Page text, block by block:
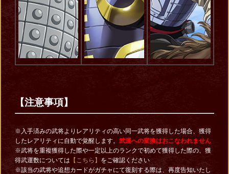
【注意事項】
※入手済みの武将よりレアリティの高い同一武将を獲得した場合、獲得
したレアリティに自動で覚醒します。 武運への変換はおこなわれません
※武将を重複獲得した際や一定以上のランクで初めて獲得した際の、獲
得武運数については 【こちら】 をご確認ください
※該当の武将や追想カードがガチャにて復刻する際は、再度告知いたし